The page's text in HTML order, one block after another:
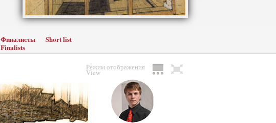
Финалисты
Finalists
Short list
Режим отображения
View